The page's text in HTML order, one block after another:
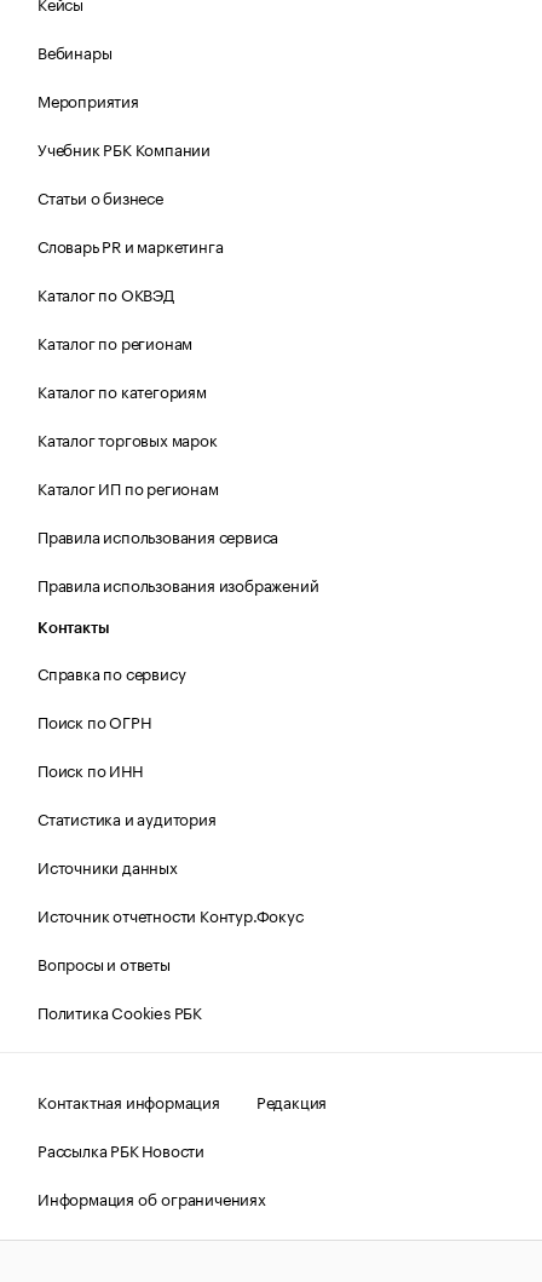
Вебинары
Мероприятия
Учебник РБК Компании
Статьи о бизнесе
Словарь PR и маркетинга
Каталог по ОКВЭД
Каталог по регионам
Каталог по категориям
Каталог торговых марок
Каталог ИП по регионам
Правила использования сервиса
Правила использования изображений
Контакты
Справка по сервису
Поиск по ОГРН
Поиск по ИНН
Статистика и аудитория
Источники данных
Источник отчетности Контур.Фокус
Вопросы и ответы
Политика Cookies РБК
Контактная информация
Редакция
Рассылка РБК Новости
Информация об ограничениях
Правовая информация
О соблюдении авторских прав